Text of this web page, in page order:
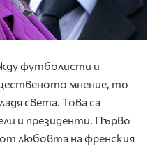
футболисти и
мнение, то
света. Това са
и президенти. Първо
любовта на френския